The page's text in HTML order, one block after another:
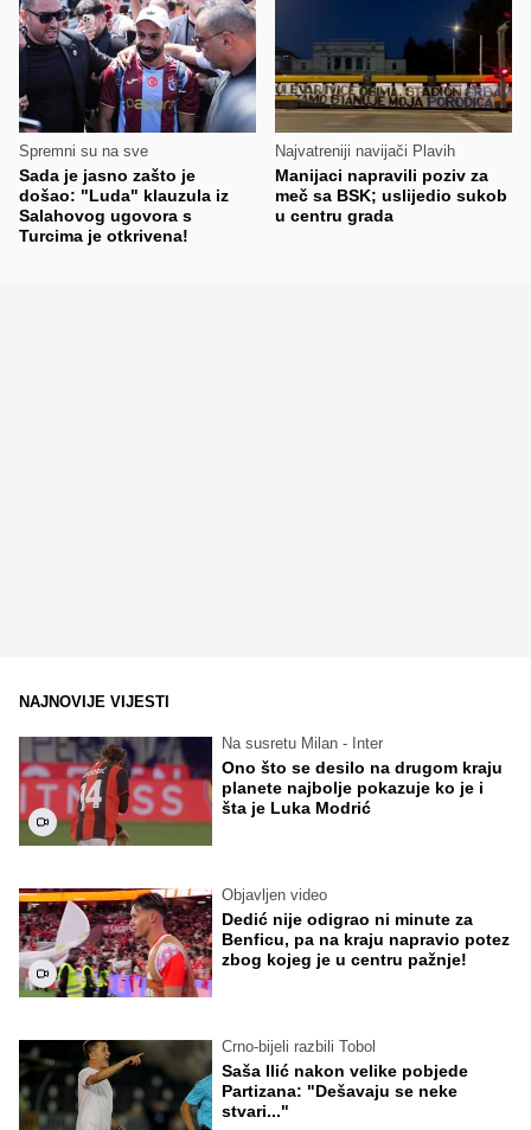
Spremni su na sve
Sada je jasno zašto je
došao: "Luda" klauzula iz
Salahovog ugovora s
Turcima je otkrivena!
Najvatreniji navijači Plavih
Manijaci napravili poziv za
meč sa BSK; uslijedio sukob
u centru grada
NAJNOVIJE VIJESTI
Na susretu Milan - Inter
Ono što se desilo na drugom kraju
planete najbolje pokazuje ko je i
šta je Luka Modrić
Objavljen video
Dedić nije odigrao ni minute za
Benficu, pa na kraju napravio potez
zbog kojeg je u centru pažnje!
Crno-bijeli razbili Tobol
Saša Ilić nakon velike pobjede
Partizana: "Dešavaju se neke
stvari..."